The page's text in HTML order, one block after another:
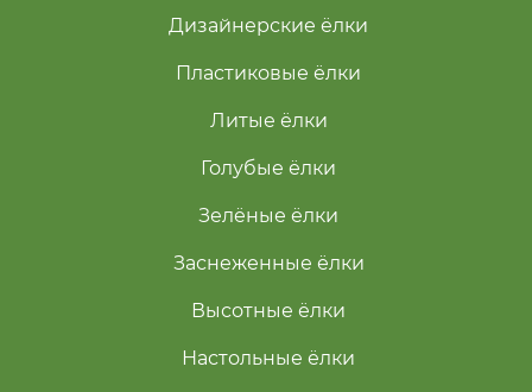
Голубые ёлки
Зелёные ёлки
Заснеженные ёлки
Дизайнерские ёлки
Пластиковые ёлки
Литые ёлки
Высотные ёлки
Настольные ёлки